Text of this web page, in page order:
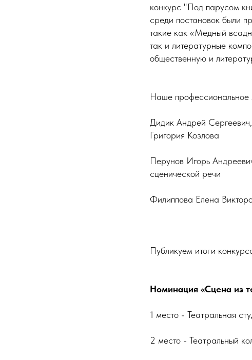
конкурс "Под парусом
среди постановок были
такие как «Медный
так и литературные
общественную и
Наше
Дидик Андрей
Григория Козлова
Перунов Игорь
сценической речи
Филиппова Елена
Публикуем итоги
Номинация «Сцена из
1 место - Театральная
2 место - Театральный